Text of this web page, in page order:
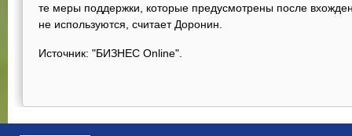
те меры поддержки, которые предусмотрены после
не используются, считает Доронин.
Источник: "БИЗНЕС Online".